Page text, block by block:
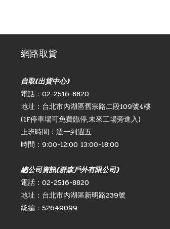
網路取貨
自取(出貨中心)
電話：02-2516-8820
地址：台北市內湖區舊宗路二段109號4樓
(1F停車場可免費臨停,未來工場旁進入)
上班時間：週一到週五
時間：9:00-12:00 13:00-18:00
總公司資訊(群森戶外有限公司)
電話：02-2516-8820
地址：台北市內湖區新明路239號
統編：52649099